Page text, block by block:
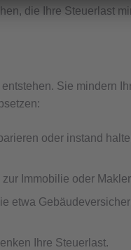
die Ihre Steuerlast
Sie mindern
oder instand
Immobilie oder
etwa
Ihre Steuerlast.